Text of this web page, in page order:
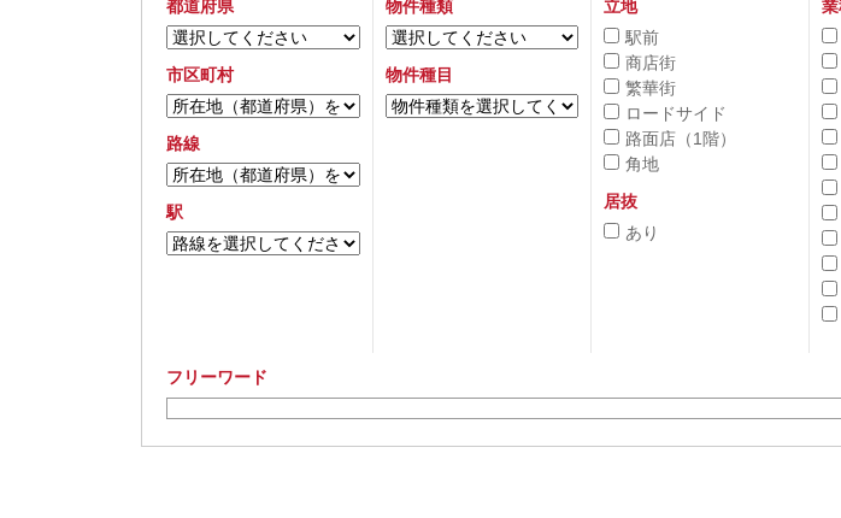
都道府県
市区町村
路線
駅
物件種類
物件種目
立地
駅前
商店街
繁華街
ロードサイド
路面店（1階）
角地
居抜
あり
フリーワード